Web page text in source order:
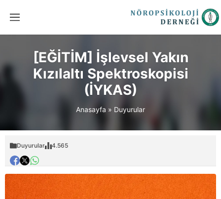
[EĞİTİM] İşlevsel Yakın
Kızılaltı Spektroskopisi
(İYKAS)
Anasayfa » Duyurular
Duyurular 4.565